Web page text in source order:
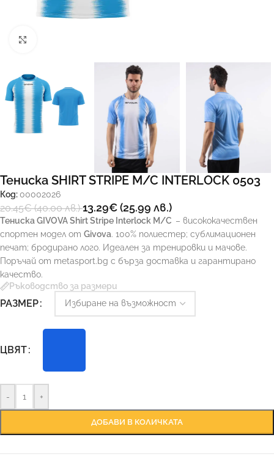
Тениска SHIRT STRIPE M/C INTERLOCK 0503
Код: 00002026
20.45€(40.00 лв.)13.29€(25.99 лв.)
Тениска GIVOVA Shirt Stripe Interlock M/C – висококачествен
спортен модел от Givova. 100% полиестер; сублимационен
печат; бродирано лого. Идеален за тренировки и мачове.
Поръчай от metasport.bg с бърза доставка и гарантирано
качество.
Ръководство за размери
РАЗМЕР
ЦВЯТ
- +
ДОБАВИ В КОЛИЧКАТА